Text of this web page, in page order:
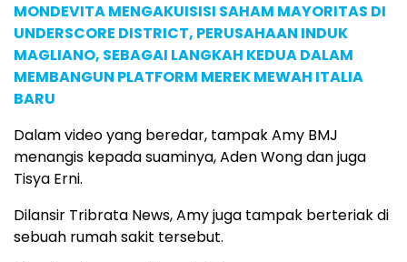
MONDEVITA MENGAKUISISI SAHAM MAYORITAS DI
UNDERSCORE DISTRICT, PERUSAHAAN INDUK
MAGLIANO, SEBAGAI LANGKAH KEDUA DALAM
MEMBANGUN PLATFORM MEREK MEWAH ITALIA
BARU
Dalam video yang beredar, tampak Amy BMJ
menangis kepada suaminya, Aden Wong dan juga
Tisya Erni.
Dilansir Tribrata News, Amy juga tampak berteriak di
sebuah rumah sakit tersebut.